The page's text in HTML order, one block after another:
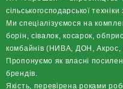
сільськогосподарської
Ми спеціалізуємося на
борін, сівалок, косарок,
комбайнів (НИВА, ДОН, Акрос,
Пропонуємо як власні
брендів.
Якість, перевірена роками